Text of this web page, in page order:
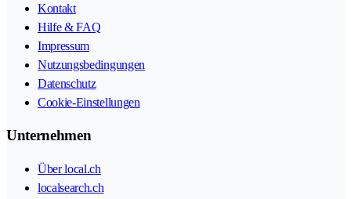
Kontakt
Hilfe & FAQ
Impressum
Nutzungsbedingungen
Datenschutz
Cookie-Einstellungen
Unternehmen
Über local.ch
localsearch.ch